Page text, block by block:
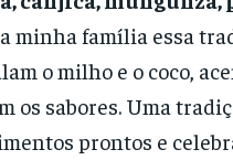
família essa
o milho e o coco,
os sabores. Uma
prontos e